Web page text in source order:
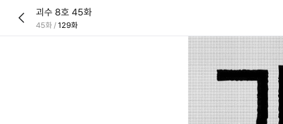
괴수 8호 45화
45화 / 129화